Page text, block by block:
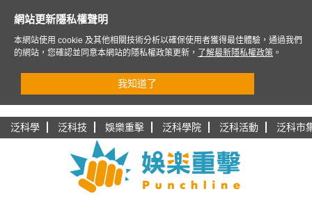
泛科學 泛科技 娛樂重擊 泛科學院 泛科活動 泛科市
網站更新隱私權聲明
本網站使用 cookie 及其他相關技術分析以確保使用者獲得最佳體驗，通過我們
的網站，您確認並同意本網站的隱私權政策更新，
了解最新隱私權政策 。
我知道了